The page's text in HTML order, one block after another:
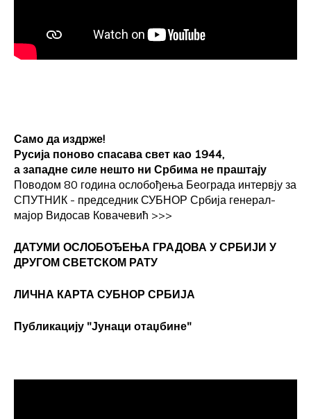
Само да издрже!
Русија поново спасава свет као 1944,
а западне силе нешто ни Србима не праштају
Поводом 80 година ослобођења Београда интервју за
СПУТНИК - председник СУБНОР Србија генерал-
мајор Видосав Ковачевић >>>
ДАТУМИ ОСЛОБОЂЕЊА ГРАДОВА У СРБИЈИ У
ДРУГОМ СВЕТСКОМ РАТУ
ЛИЧНА КАРТА СУБНОР СРБИЈА
Публикацију "Јунаци отаџбине"